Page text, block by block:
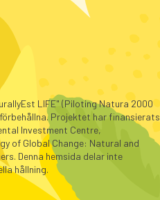
LIFE" (Piloting Natura 2000
Projektet har finansierats
Investment Centre,
of Global Change: Natural and
Denna hemsida delar inte
hållning.